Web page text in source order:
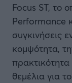
Focus ST, το
Performance
συγκινήσεις
κομψότητα,
πρακτικότητα
θεμέλια για